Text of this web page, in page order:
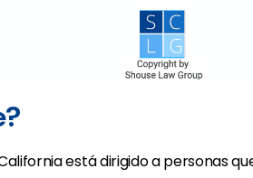
está dirigido a personas